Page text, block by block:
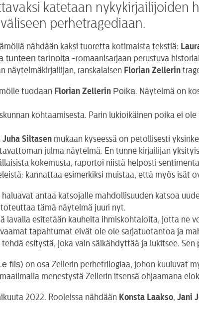
katetaan
perhetragediaan.
nähdään kaksi tuoretta kotimaista tekstiä:
tunteen tarinoita -romaanisarjaan perustuva
näytelmäkirjailijan, ranskalaisen Florian Zellerin
tuodaan Florian Zellerin Poika. Näytelmä on
kohtaamisesta. Parin lukioikäinen poika ei
Juha Siltasen mukaan kyseessä on petollisesti
julma näytelmä. En tunne kirjailijan
kokemusta, raportoi niistä helposti
kannattaa esimerkiksi muistaa, että myös isät
antaa katsojalle mahdollisuuden katsoa
tämä näytelmä juuri nyt.
lavalla esitetään kauheita ihmiskohtaloita, jotta ne
tapahtumat eivät ole ole sarjatuotantoa ja
tehdä esitystä, joka vain säikähdyttää ja lukitsee.
fils) on osa Zellerin perhetrilogiaa, johon kuuluvat
menestystä Zellerin itsensä ohjaamana
2022. Rooleissa nähdään Konsta Laakso,Jani